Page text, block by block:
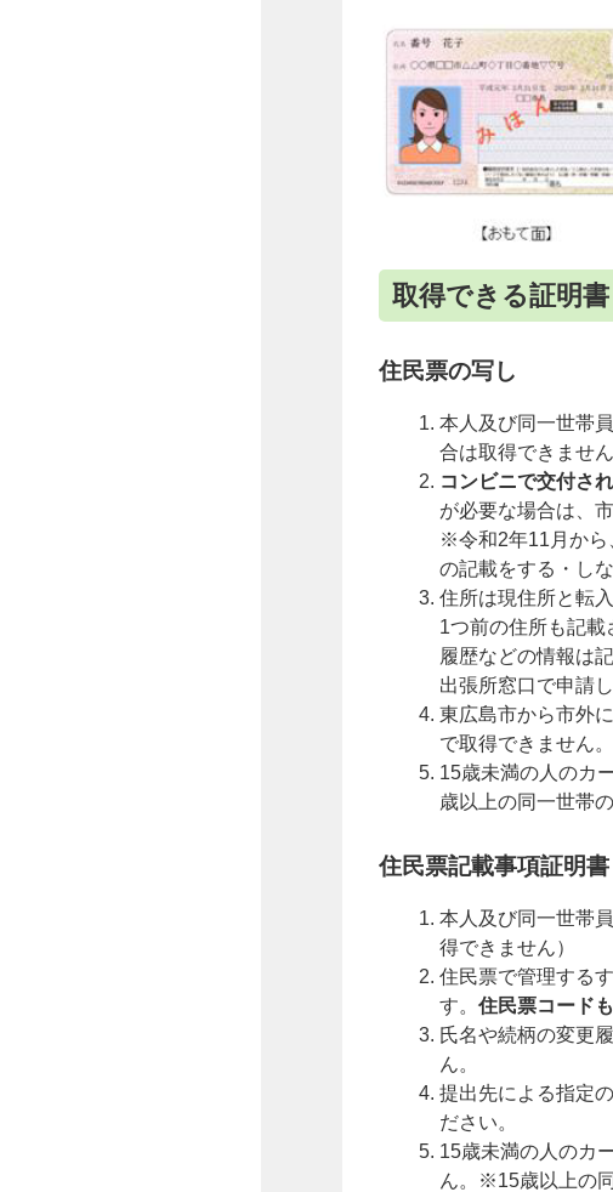
取得できる証明書
住民票の写し
本人及び同一世帯
合は取得できません
コンビニで交付さ
が必要な場合は、
※令和2年11月から
の記載をする・し
住所は現住所と転
1つ前の住所も記
履歴などの情報は
出張所窓口で申請
東広島市から市外
で取得できません。
15歳未満の人のカ
歳以上の同一世帯
住民票記載事項証明書
本人及び同一世帯
得できません）
住民票で管理する
す。 住民票コード
氏名や続柄の変更
ん。
提出先による指定
ださい。
15歳未満の人のカ
ん。※15歳以上の